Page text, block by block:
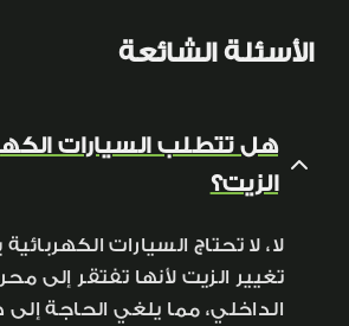
الأسئلة الشائعة
هل تتطلب السيارات
الزيت؟
لا، لا تحتاج السيارات
تغيير الزيت لأنها تفتقر إلى
الداخلي، مما يلغي الحاجة